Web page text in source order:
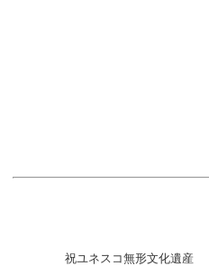
祝ユネスコ無形文化遺産